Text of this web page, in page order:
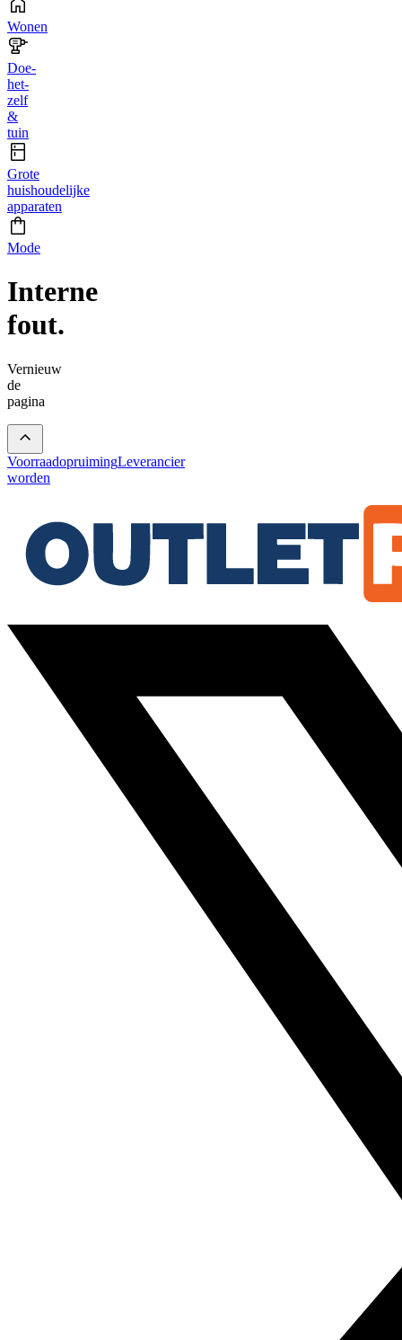
Wonen
Doe-
het-
zelf
&
tuin
Grote
huishoudelijke
apparaten
Mode
Interne
fout.
Vernieuw
de
pagina
VoorraadopruimingLeverancier
worden